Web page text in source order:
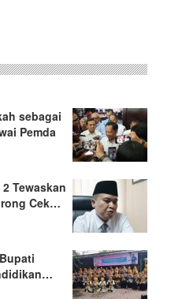
sebagai
Pemda
Tewaskan
Cek…